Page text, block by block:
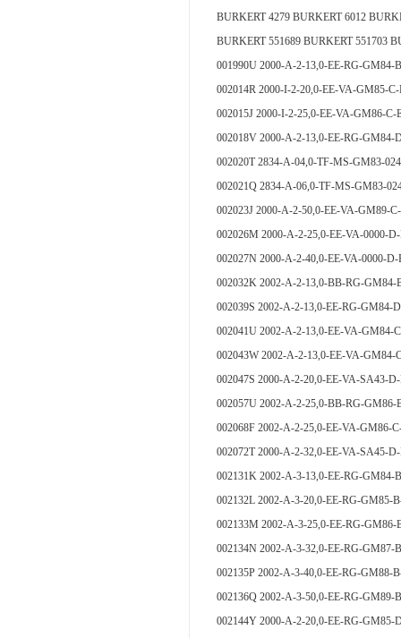
BURKERT 4279 BURKERT 6012
BURKERT 551689 BURKERT
001990U 2000-A-2-13,0-EE-RG-
002014R 2000-I-2-20,0-EE-VA-GM85-
002015J 2000-I-2-25,0-EE-VA-GM86-C-
002018V 2000-A-2-13,0-EE-RG-
002020T 2834-A-04,0-TF-MS-GM83-
002021Q 2834-A-06,0-TF-MS-GM83-
002023J 2000-A-2-50,0-EE-VA-
002026M 2000-A-2-25,0-EE-VA-
002027N 2000-A-2-40,0-EE-VA-
002032K 2002-A-2-13,0-BB-RG-
002039S 2002-A-2-13,0-EE-RG-GM84-
002041U 2002-A-2-13,0-EE-VA-
002043W 2002-A-2-13,0-EE-VA-GM84-
002047S 2000-A-2-20,0-EE-VA-
002057U 2002-A-2-25,0-BB-RG-
002068F 2002-A-2-25,0-EE-VA-GM86-
002072T 2000-A-2-32,0-EE-VA-
002131K 2002-A-3-13,0-EE-RG-GM84-
002132L 2002-A-3-20,0-EE-RG-GM85-
002133M 2002-A-3-25,0-EE-RG-
002134N 2002-A-3-32,0-EE-RG-GM87-
002135P 2002-A-3-40,0-EE-RG-GM88-
002136Q 2002-A-3-50,0-EE-RG-GM89-
002144Y 2000-A-2-20,0-EE-RG-